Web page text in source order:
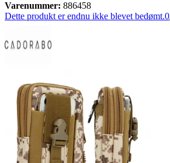
Varenummer: 886458
Dette produkt er endnu ikke blevet bedømt.0